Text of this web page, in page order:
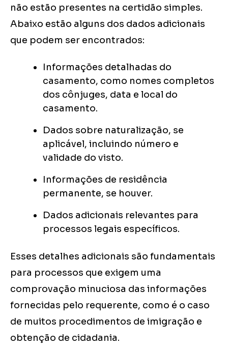
não estão presentes na certidão simples.
Abaixo estão alguns dos dados adicionais
que podem ser encontrados:
Informações detalhadas do
casamento, como nomes completos
dos cônjuges, data e local do
casamento.
Dados sobre naturalização, se
aplicável, incluindo número e
validade do visto.
Informações de residência
permanente, se houver.
Dados adicionais relevantes para
processos legais específicos.
Esses detalhes adicionais são fundamentais
para processos que exigem uma
comprovação minuciosa das informações
fornecidas pelo requerente, como é o caso
de muitos procedimentos de imigração e
obtenção de cidadania.